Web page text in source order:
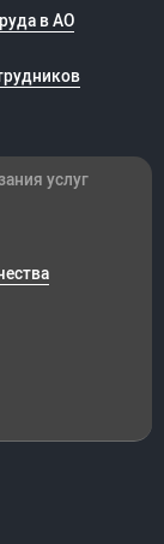
в АО
услуг